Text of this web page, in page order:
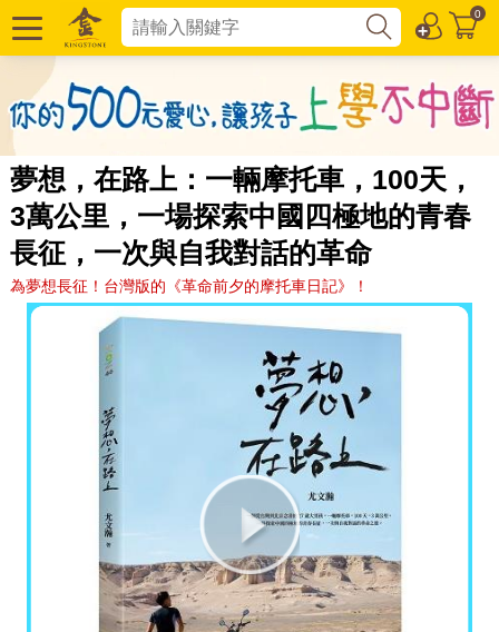
0
夢想，在路上：一輛摩托車，100天，
3萬公里，一場探索中國四極地的青春
長征，一次與自我對話的革命
為夢想長征！台灣版的《革命前夕的摩托車日記》！